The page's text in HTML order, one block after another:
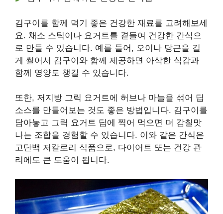
김구이를 함께 먹기 좋은 건강한 재료를 고려해보세
요. 채소 스틱이나 요거트를 곁들여 건강한 간식으
로 만들 수 있습니다. 예를 들어, 오이나 당근을 길
게 썰어서 김구이와 함께 제공하면 아삭한 식감과
함께 영양도 챙길 수 있습니다.
또한, 저지방 그릭 요거트에 허브나 마늘을 섞어 딥
소스를 만들어보는 것도 좋은 방법입니다. 김구이를
담아놓고 그릭 요거트 딥에 찍어 먹으면 더 감칠맛
나는 조합을 경험할 수 있습니다. 이와 같은 간식은
고단백 저칼로리 식품으로, 다이어트 또는 건강 관
리에도 큰 도움이 됩니다.